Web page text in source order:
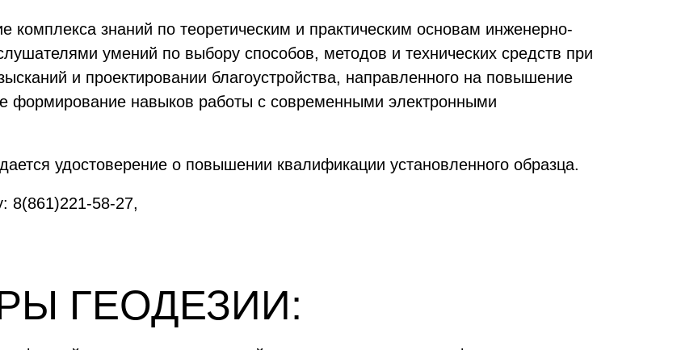
знаний по теоретическим и практическим основам инженерно-
умений по выбору способов, методов и технических средств при
и проектировании благоустройства, направленного на повышение
формирование навыков работы с современными электронными
удостоверение о повышении квалификации установленного образца.
8(861)221-58-27,
ГЕОДЕЗИИ: